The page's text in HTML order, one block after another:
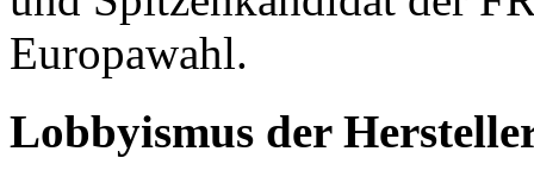
Europawahl.
Lobbyismus der